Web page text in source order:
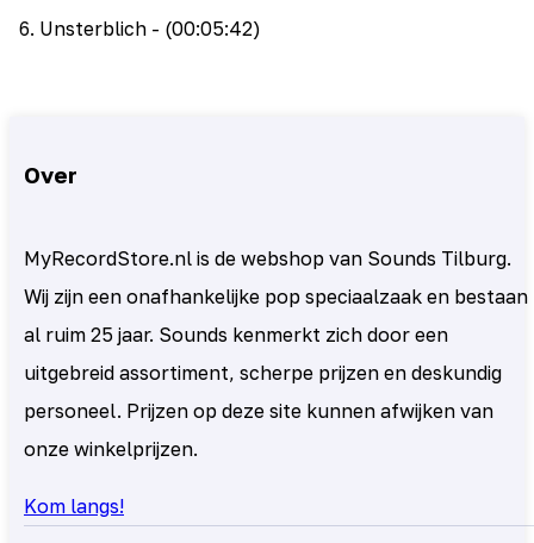
6. Unsterblich - (00:05:42)
Over
MyRecordStore.nl is de webshop van Sounds Tilburg.
Wij zijn een onafhankelijke pop speciaalzaak en bestaan
al ruim 25 jaar. Sounds kenmerkt zich door een
uitgebreid assortiment, scherpe prijzen en deskundig
personeel. Prijzen op deze site kunnen afwijken van
onze winkelprijzen.
Kom langs!